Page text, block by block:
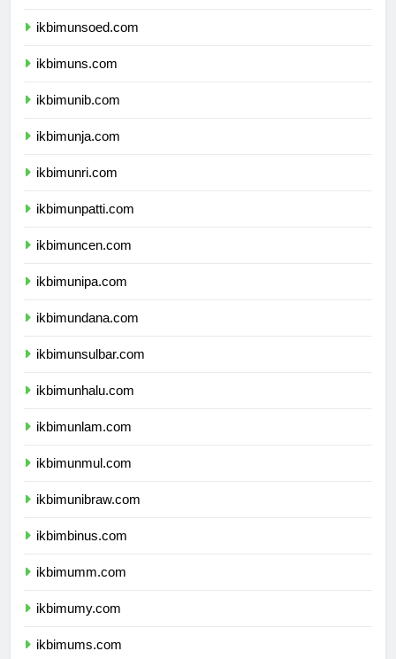
ikbimunsoed.com
ikbimuns.com
ikbimunib.com
ikbimunja.com
ikbimunri.com
ikbimunpatti.com
ikbimuncen.com
ikbimunipa.com
ikbimundana.com
ikbimunsulbar.com
ikbimunhalu.com
ikbimunlam.com
ikbimunmul.com
ikbimunibraw.com
ikbimbinus.com
ikbimumm.com
ikbimumy.com
ikbimums.com